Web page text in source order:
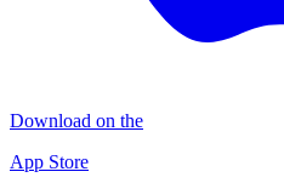
Download on the
App Store